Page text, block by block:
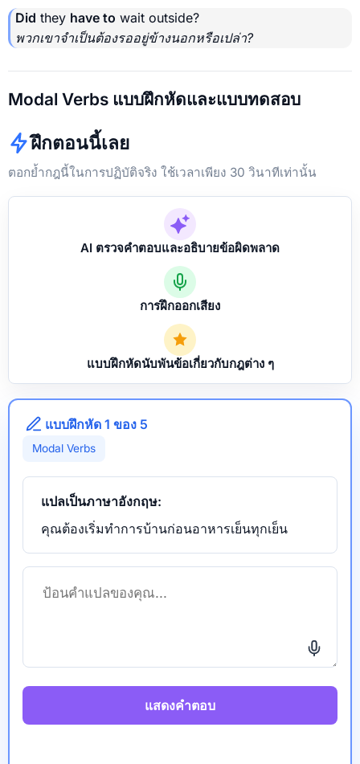
Did they have to wait outside?
พวกเขาจำเป็นต้องรออยู่ข้างนอกหรือเปล่า?
Modal Verbs แบบฝึกหัดและแบบทดสอบ
ฝึกตอนนี้เลย
ตอกย้ำกฎนี้ในการปฏิบัติจริง ใช้เวลาเพียง 30 วินาทีเท่านั้น
AI ตรวจคำตอบและอธิบายข้อผิดพลาด
การฝึกออกเสียง
แบบฝึกหัดนับพันข้อเกี่ยวกับกฎต่าง ๆ
แบบฝึกหัด 1 ของ 5
Modal Verbs
แปลเป็นภาษาอังกฤษ:
คุณต้องเริ่มทำการบ้านก่อนอาหารเย็นทุกเย็น
แสดงคำตอบ